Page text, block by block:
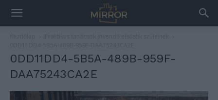
0DD11DD4-5B5A-489B-959F-
DAA75243CA2E